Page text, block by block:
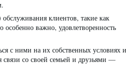
клиентов, такие как
особенно важно, удовлетворенность
с ними на их собственных условиях и
со своей семьей и друзьями —